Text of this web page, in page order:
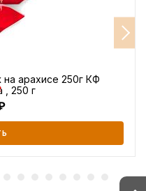
арахисе 250г КФ
, 250 г